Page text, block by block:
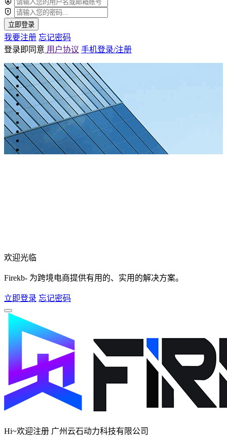
立即登录
我要注册 忘记密码
登录即同意 用户协议 手机登录/注册
欢迎光临
Firekb- 为跨境电商提供有用的、实用的解决方案。
立即登录 忘记密码
Hi~欢迎注册 广州云石动力科技有限公司